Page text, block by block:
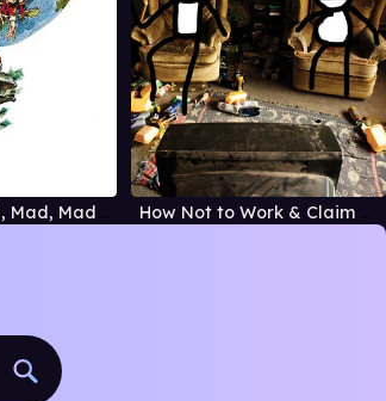
Its a Mad, Mad, Mad, Mad World How Not to Work & Claim Benefits... (and Other Useful Information for Wasters)